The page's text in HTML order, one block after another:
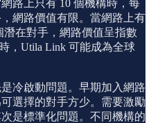
路上只有 10 個機構時，每
網路價值有限。當網路上有
潛在對手，網路價值呈指數
，Utila Link 可能成為全球
冷啟動問題。早期加入網路
選擇的對手方少。需要激勵
是標準化問題。不同機構的